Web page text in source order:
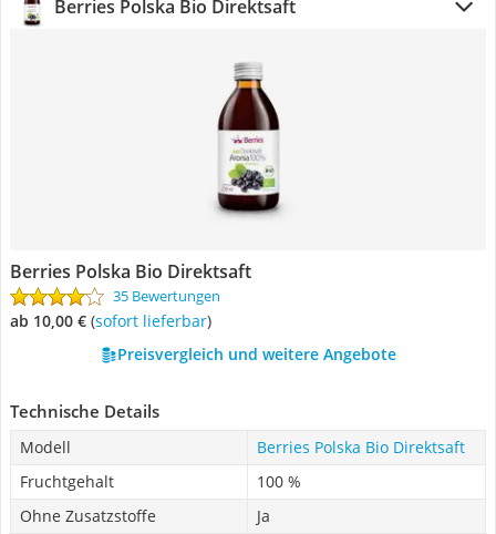
Berries Polska Bio Direktsaft
Berries Polska Bio Direktsaft
35 Bewertungen
ab 10,00 € ( Sofort lieferbar)
Preisvergleich und weitere Angebote
Technische Details
Modell
Berries Polska Bio Direktsaft
Fruchtgehalt
100 %
Ohne Zusatzstoffe
Ja